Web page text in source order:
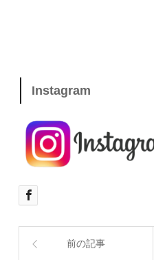
Instagram
前の記事